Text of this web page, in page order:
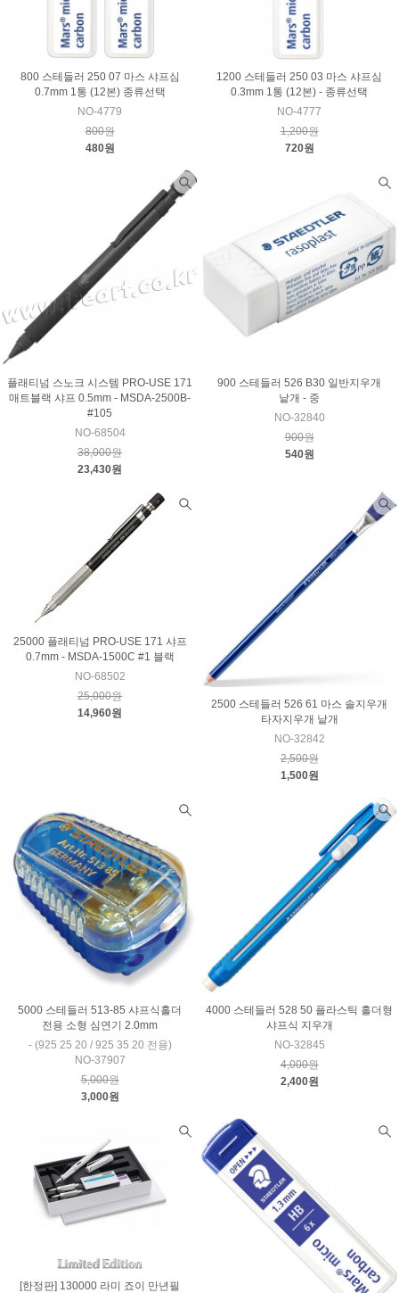
800 스테들러 250 07 마스 샤프심
0.7mm 1통 (12본) 종류선택
NO-4779
800원
480원
1200 스테들러 250 03 마스 샤프심
0.3mm 1통 (12본) - 종류선택
NO-4777
1,200원
720원
플래티넘 스노크 시스템 PRO-USE 171
매트블랙 샤프 0.5mm - MSDA-2500B-
#105
NO-68504
38,000원
23,430원
900 스테들러 526 B30 일반지우개
낱개 - 중
NO-32840
900원
540원
25000 플래티넘 PRO-USE 171 샤프
0.7mm - MSDA-1500C #1 블랙
NO-68502
25,000원
14,960원
2500 스테들러 526 61 마스 솔지우개
타자지우개 낱개
NO-32842
2,500원
1,500원
5000 스테들러 513-85 샤프식홀더
전용 소형 심연기 2.0mm
- (925 25 20 / 925 35 20 전용)
NO-37907
5,000원
3,000원
4000 스테들러 528 50 플라스틱 홀더형
샤프식 지우개
NO-32845
4,000원
2,400원
[한정판] 130000 라미 죠이 만년필